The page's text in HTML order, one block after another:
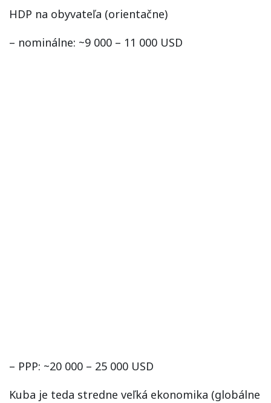
HDP na obyvateľa (orientačne)
– nominálne: ~9 000 – 11 000 USD
– PPP: ~20 000 – 25 000 USD
Kuba je teda stredne veľká ekonomika (globálne